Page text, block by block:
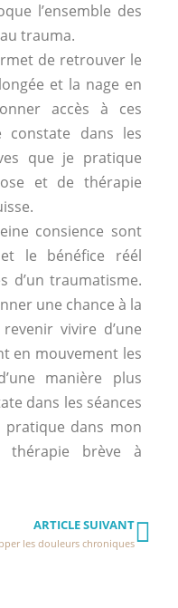
l’ensemble des
trauma.
de retrouver le
et la nage en
accès à ces
constate dans les
que je pratique
et de thérapie
consience sont
le bénéfice réél
d’un traumatisme.
une chance à la
vivire d’une
en mouvement les
manière plus
dans les séances
dans mon
thérapie brève à
ARTICLE SUIVANT
les douleurs chroniques